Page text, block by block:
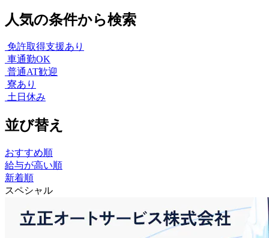
人気の条件から検索
免許取得支援あり
車通勤OK
普通AT歓迎
寮あり
土日休み
並び替え
おすすめ順
給与が高い順
新着順
スペシャル